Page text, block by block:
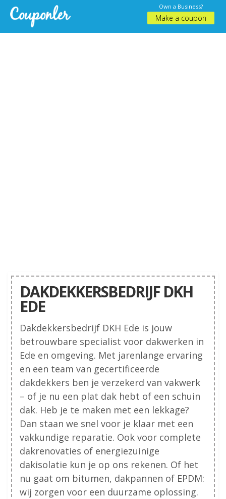
Own a Business?
Make a coupon
DAKDEKKERSBEDRIJF DKH
EDE
Dakdekkersbedrijf DKH Ede is jouw
betrouwbare specialist voor dakwerken in
Ede en omgeving. Met jarenlange ervaring
en een team van gecertificeerde
dakdekkers ben je verzekerd van vakwerk
– of je nu een plat dak hebt of een schuin
dak. Heb je te maken met een lekkage?
Dan staan we snel voor je klaar met een
vakkundige reparatie. Ook voor complete
dakrenovaties of energiezuinige
dakisolatie kun je op ons rekenen. Of het
nu gaat om bitumen, dakpannen of EPDM:
wij zorgen voor een duurzame oplossing.